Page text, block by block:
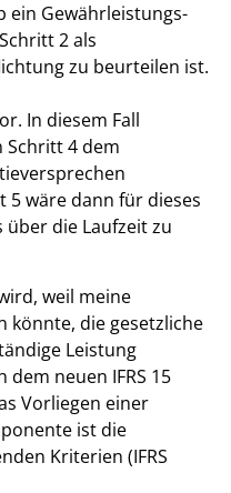
ein Gewährleistungs-
2 als
zu beurteilen ist.
In diesem Fall
Schritt 4 dem
5 wäre dann für dieses
die Laufzeit zu
weil meine
könnte, die gesetzliche
Leistung
neuen IFRS 15
Vorliegen einer
ist die
Kriterien (IFRS